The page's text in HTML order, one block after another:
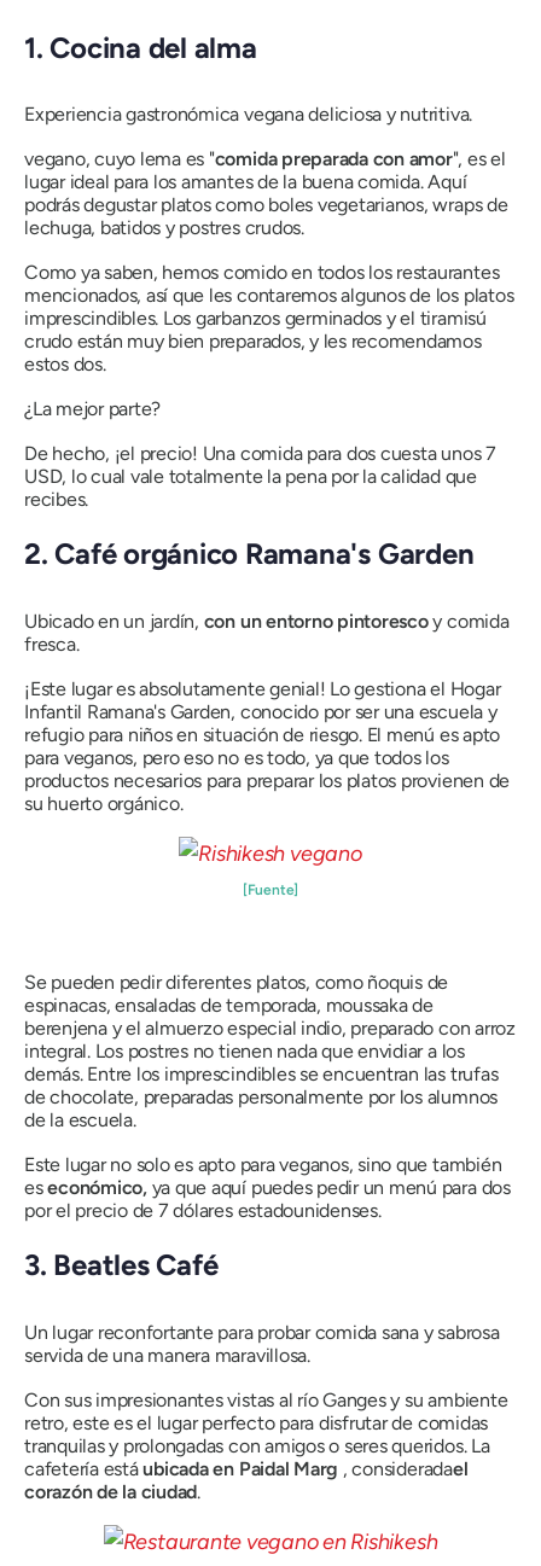
1. Cocina del alma
Experiencia gastronómica vegana deliciosa y nutritiva.
vegano, cuyo lema es "comida preparada con amor", es el
lugar ideal para los amantes de la buena comida. Aquí
podrás degustar platos como boles vegetarianos, wraps de
lechuga, batidos y postres crudos.
Como ya saben, hemos comido en todos los restaurantes
mencionados, así que les contaremos algunos de los platos
imprescindibles. Los garbanzos germinados y el tiramisú
crudo están muy bien preparados, y les recomendamos
estos dos.
¿La mejor parte?
De hecho, ¡el precio! Una comida para dos cuesta unos 7
USD, lo cual vale totalmente la pena por la calidad que
recibes.
2. Café orgánico Ramana's Garden
Ubicado en un jardín, con un entorno pintorescoy comida
fresca.
¡Este lugar es absolutamente genial! Lo gestiona el Hogar
Infantil Ramana's Garden, conocido por ser una escuela y
refugio para niños en situación de riesgo. El menú es apto
para veganos, pero eso no es todo, ya que todos los
productos necesarios para preparar los platos provienen de
su huerto orgánico.
[Fuente]
Se pueden pedir diferentes platos, como ñoquis de
espinacas, ensaladas de temporada, moussaka de
berenjena y el almuerzo especial indio, preparado con arroz
integral. Los postres no tienen nada que envidiar a los
demás. Entre los imprescindibles se encuentran las trufas
de chocolate, preparadas personalmente por los alumnos
de la escuela.
Este lugar no solo es apto para veganos, sino que también
eseconómico,ya que aquí puedes pedir un menú para dos
por el precio de 7 dólares estadounidenses.
3. Beatles Café
Un lugar reconfortante para probar comida sana y sabrosa
servida de una manera maravillosa.
Con sus impresionantes vistas al río Ganges y su ambiente
retro, este es el lugar perfecto para disfrutar de comidas
tranquilas y prolongadas con amigos o seres queridos. La
cafetería estáubicada en Paidal Marg , consideradael
corazón de la ciudad.